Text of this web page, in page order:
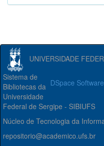
UNIVERSIDADE
DSpace Software
Sistema de
Bibliotecas da
Universidade
Federal de Sergipe - SIBIUFS
Núcleo de Tecnologia da
repositorio@academico.ufs.br